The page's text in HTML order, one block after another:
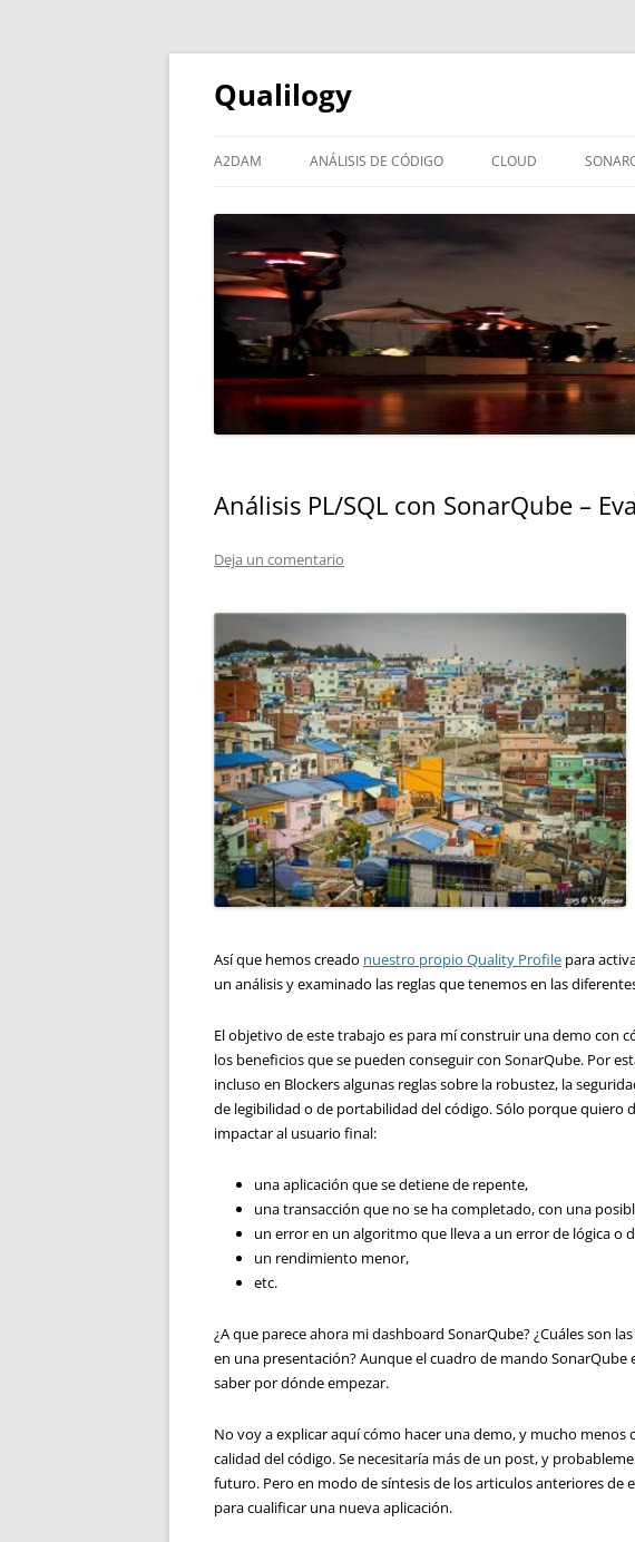
Qualilogy
A2DAM ANÁLISIS DE CÓDIGO CLOUD
Análisis PL/SQL con SonarQube –
Deja un comentario
Así que hemos creado nuestro propio Quality Profile para
un análisis y examinado las reglas que tenemos en las
El objetivo de este trabajo es para mí construir una demo con
los beneficios que se pueden conseguir con SonarQube. Por
incluso en Blockers algunas reglas sobre la robustez, la
de legibilidad o de portabilidad del código. Sólo porque quiero
impactar al usuario final:
una aplicación que se detiene de repente,
una transacción que no se ha completado, con una
un error en un algoritmo que lleva a un error de lógica o
un rendimiento menor,
etc.
¿A que parece ahora mi dashboard SonarQube? ¿Cuáles son
en una presentación? Aunque el cuadro de mando SonarQube
saber por dónde empezar.
No voy a explicar aquí cómo hacer una demo, y mucho
calidad del código. Se necesitaría más de un post, y
futuro. Pero en modo de síntesis de los articulos anteriores de
para cualificar una nueva aplicación.